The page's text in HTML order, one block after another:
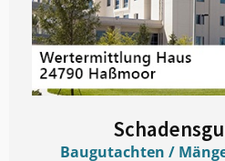
Baugutachten /